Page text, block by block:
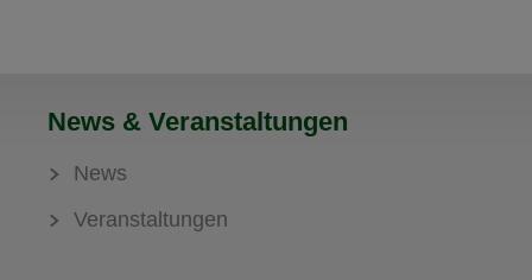
News & Veranstaltungen
News
Veranstaltungen